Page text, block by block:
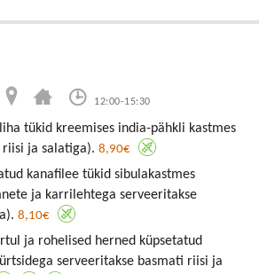
12:00-15:30
tükid kreemises india-pähkli kastmes
ja salatiga). 8,90€
kanafilee tükid sibulakastmes
ja karrilehtega serveeritakse
8,10€
ja rohelised herned küpsetatud
serveeritakse basmati riisi ja